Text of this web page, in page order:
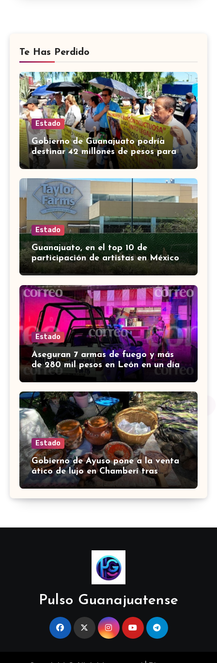
Te Has Perdido
Estado
Gobierno de Guanajuato podría
destinar 42 millones de pesos para
víctimas de Punto Legal
Estado
Guanajuato, en el top 10 de
participación de artistas en México
Canta, señalan en mañanera
Estado
Aseguran 7 armas de fuego y más
de 280 mil pesos en León en un día;
hay 4 detenidos
Estado
Gobierno de Ayuso pone a la venta
ático de lujo en Chamberí tras
comprarlo por 6,3 millones de euros
Pulso Guanajuatense